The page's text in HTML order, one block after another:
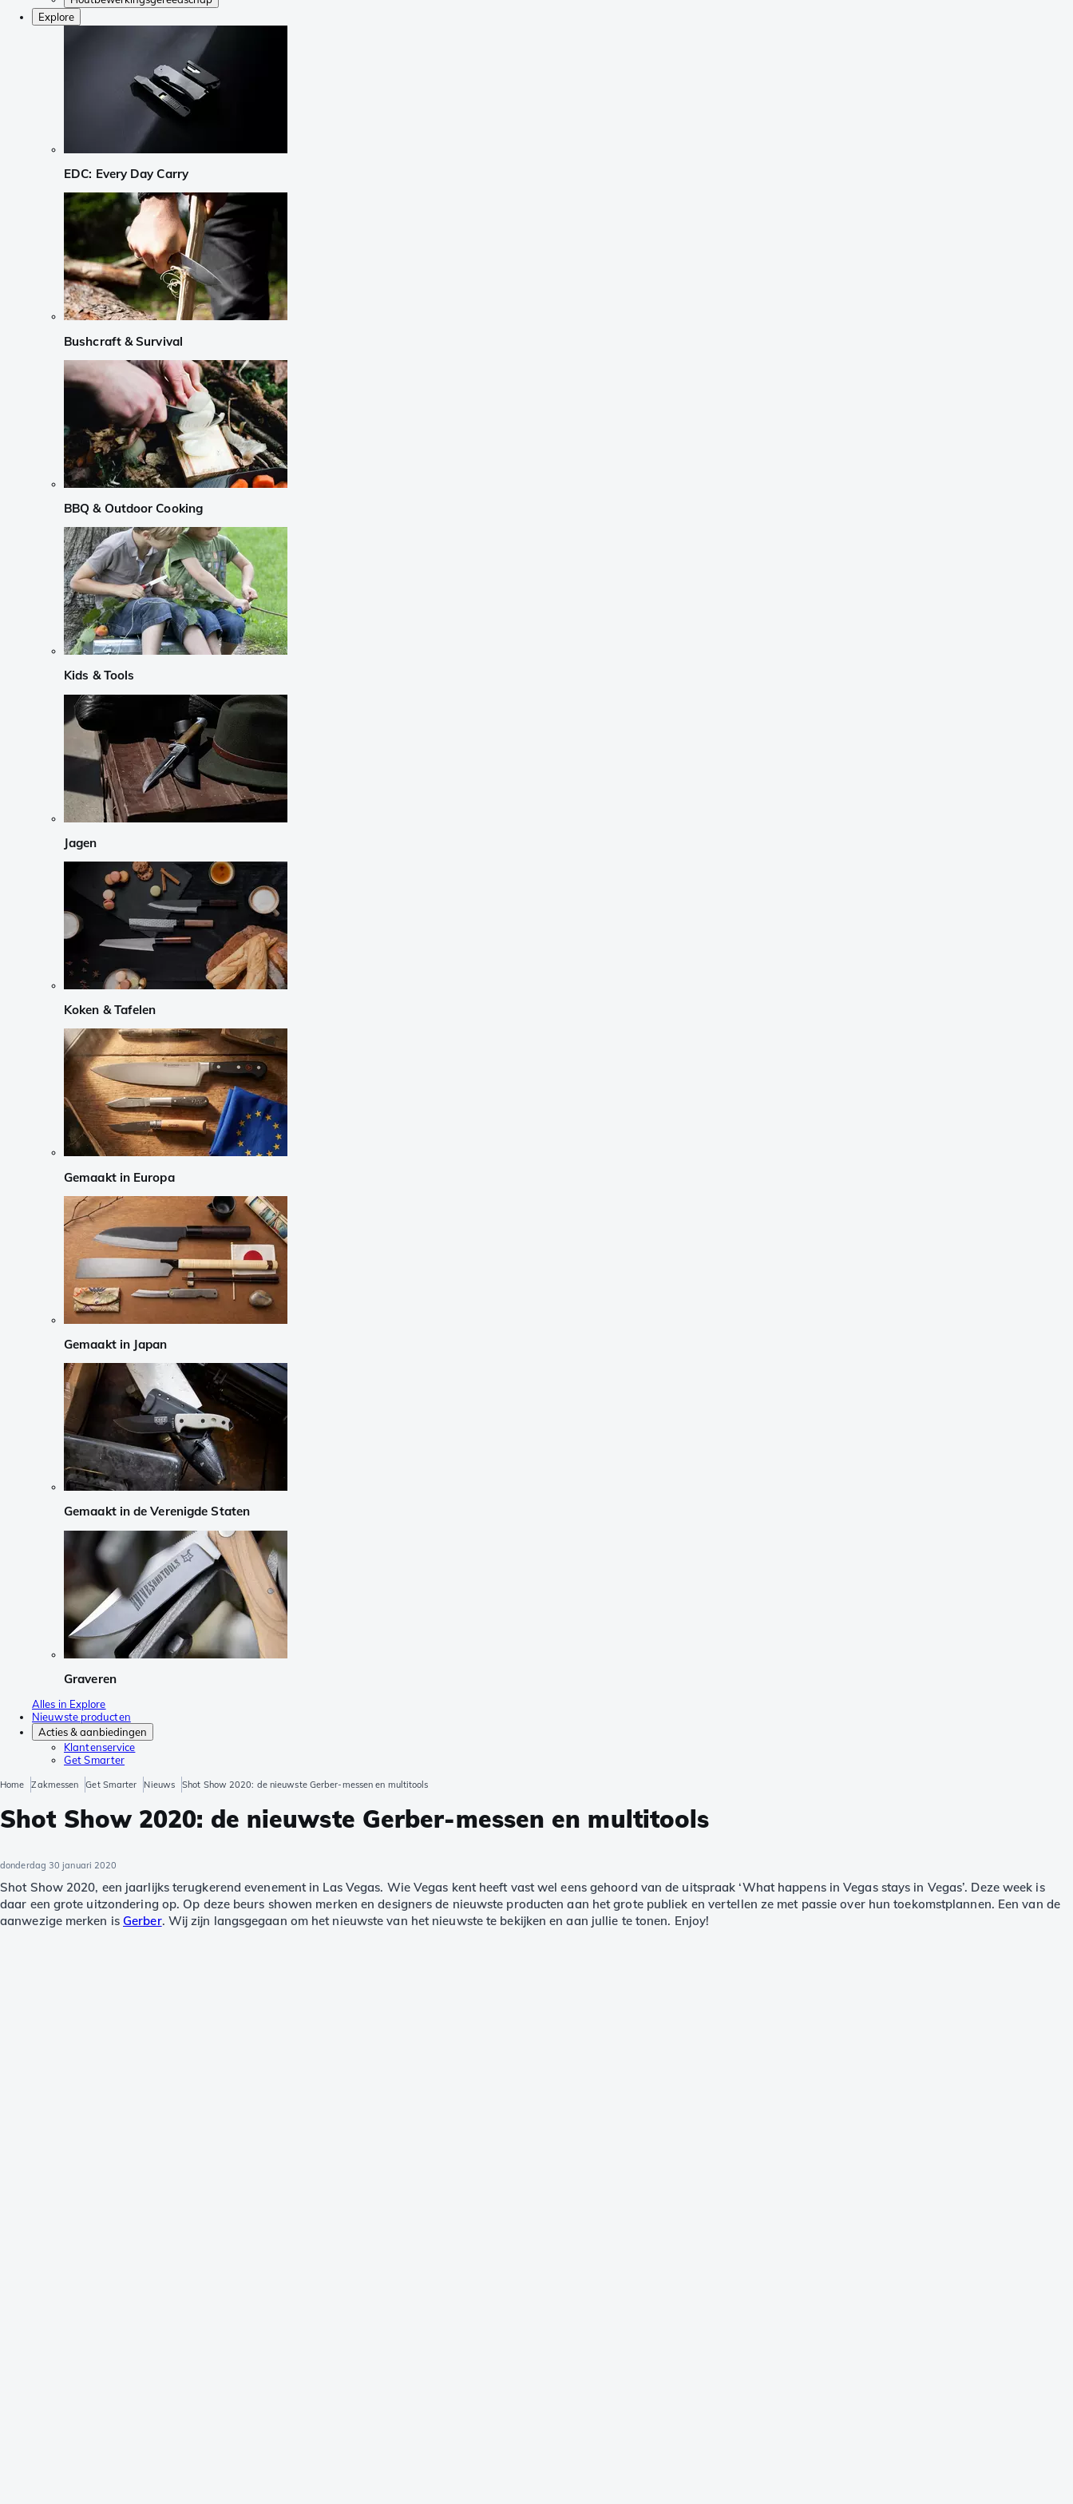
Explore
EDC: Every Day Carry
Bushcraft & Survival
BBQ & Outdoor Cooking
Kids & Tools
Jagen
Koken & Tafelen
Gemaakt in Europa
Gemaakt in Japan
Gemaakt in de Verenigde Staten
Graveren
Alles in Explore
Nieuwste producten
Acties & aanbiedingen
Klantenservice
Get Smarter
Home Zakmessen Get Smarter Nieuws Shot Show 2020: de nieuwste Gerber-messen en multitools
Shot Show 2020: de nieuwste Gerber-messen en multitools
donderdag 30 januari 2020
Shot Show 2020, een jaarlijks terugkerend evenement in Las Vegas. Wie Vegas kent heeft vast wel eens gehoord van de uitspraak ‘What happens in Vegas stays in Vegas’. Deze week is
daar een grote uitzondering op. Op deze beurs showen merken en designers de nieuwste producten aan het grote publiek en vertellen ze met passie over hun toekomstplannen. Een van de
aanwezige merken is Gerber. Wij zijn langsgegaan om het nieuwste van het nieuwste te bekijken en aan jullie te tonen. Enjoy!